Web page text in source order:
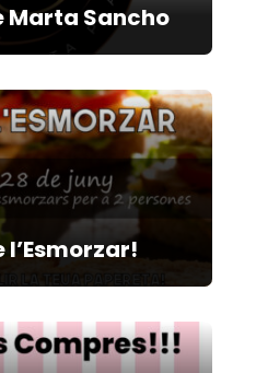
Marta Sancho
l’Esmorzar!